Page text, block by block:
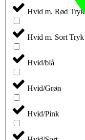
Hvid m. Rød Tryk
Hvid m. Sort Tryk
Hvid/blå
Hvid/Grøn
Hvid/Pink